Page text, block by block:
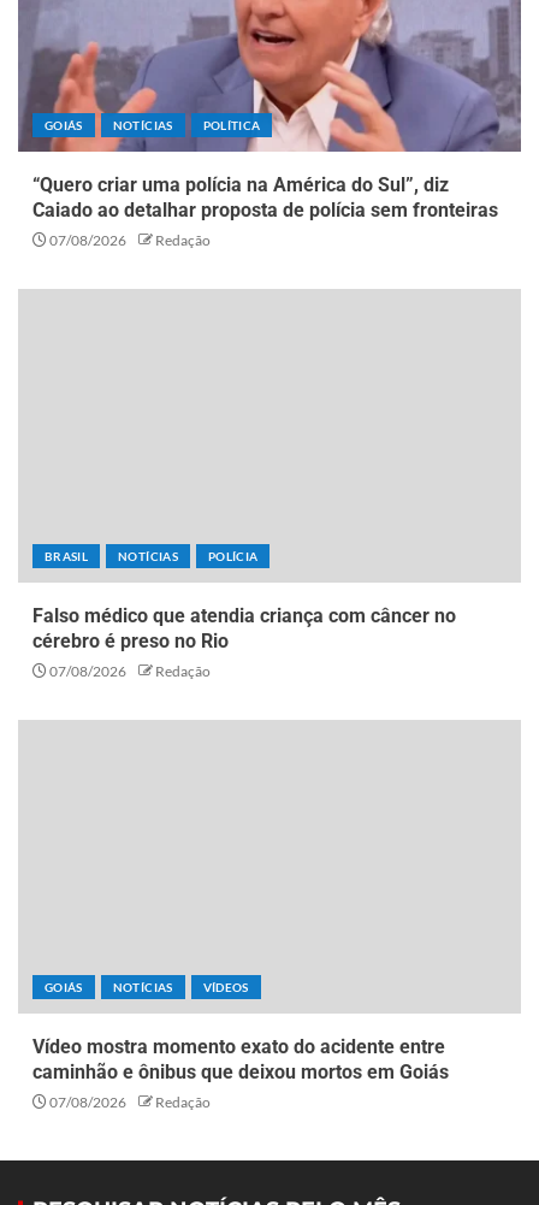
GOIÁS NOTÍCIAS POLÍTICA
“Quero criar uma polícia na América do Sul”, diz
Caiado ao detalhar proposta de polícia sem fronteiras
07/08/2026 Redação
BRASIL NOTÍCIAS POLÍCIA
Falso médico que atendia criança com câncer no
cérebro é preso no Rio
07/08/2026 Redação
GOIÁS NOTÍCIAS VÍDEOS
Vídeo mostra momento exato do acidente entre
caminhão e ônibus que deixou mortos em Goiás
07/08/2026 Redação